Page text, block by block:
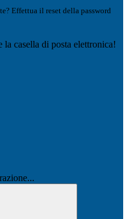
Effettua il reset della password
casella di posta elettronica!